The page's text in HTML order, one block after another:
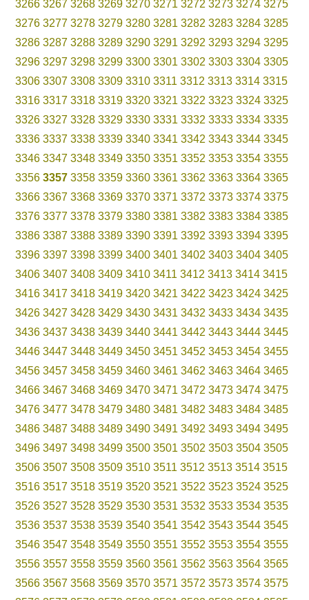
3266 3267 3268 3269 3270 3271 3272 3273 3274 3275
3276 3277 3278 3279 3280 3281 3282 3283 3284 3285
3286 3287 3288 3289 3290 3291 3292 3293 3294 3295
3296 3297 3298 3299 3300 3301 3302 3303 3304 3305
3306 3307 3308 3309 3310 3311 3312 3313 3314 3315
3316 3317 3318 3319 3320 3321 3322 3323 3324 3325
3326 3327 3328 3329 3330 3331 3332 3333 3334 3335
3336 3337 3338 3339 3340 3341 3342 3343 3344 3345
3346 3347 3348 3349 3350 3351 3352 3353 3354 3355
3356 3357 3358 3359 3360 3361 3362 3363 3364 3365
3366 3367 3368 3369 3370 3371 3372 3373 3374 3375
3376 3377 3378 3379 3380 3381 3382 3383 3384 3385
3386 3387 3388 3389 3390 3391 3392 3393 3394 3395
3396 3397 3398 3399 3400 3401 3402 3403 3404 3405
3406 3407 3408 3409 3410 3411 3412 3413 3414 3415
3416 3417 3418 3419 3420 3421 3422 3423 3424 3425
3426 3427 3428 3429 3430 3431 3432 3433 3434 3435
3436 3437 3438 3439 3440 3441 3442 3443 3444 3445
3446 3447 3448 3449 3450 3451 3452 3453 3454 3455
3456 3457 3458 3459 3460 3461 3462 3463 3464 3465
3466 3467 3468 3469 3470 3471 3472 3473 3474 3475
3476 3477 3478 3479 3480 3481 3482 3483 3484 3485
3486 3487 3488 3489 3490 3491 3492 3493 3494 3495
3496 3497 3498 3499 3500 3501 3502 3503 3504 3505
3506 3507 3508 3509 3510 3511 3512 3513 3514 3515
3516 3517 3518 3519 3520 3521 3522 3523 3524 3525
3526 3527 3528 3529 3530 3531 3532 3533 3534 3535
3536 3537 3538 3539 3540 3541 3542 3543 3544 3545
3546 3547 3548 3549 3550 3551 3552 3553 3554 3555
3556 3557 3558 3559 3560 3561 3562 3563 3564 3565
3566 3567 3568 3569 3570 3571 3572 3573 3574 3575